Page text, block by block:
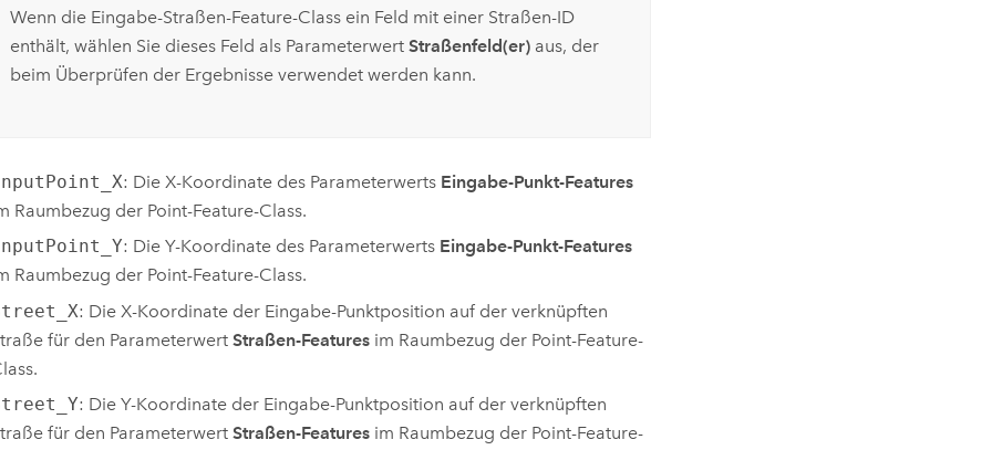
Wenn die Eingabe-Straßen-Feature-Class ein Feld mit einer Straßen-ID
enthält, wählen Sie dieses Feld als ParameterwertStraßenfeld(er) aus, der
beim Überprüfen der Ergebnisse verwendet werden kann.
: Die X-Koordinate des Parameterwerts Eingabe-Punkt-Features
Raumbezug der Point-Feature-Class.
: Die Y-Koordinate des Parameterwerts Eingabe-Punkt-Features
Raumbezug der Point-Feature-Class.
: Die X-Koordinate der Eingabe-Punktposition auf der verknüpften
für den Parameterwert Straßen-Featuresim Raumbezug der Point-Feature-
: Die Y-Koordinate der Eingabe-Punktposition auf der verknüpften
für den Parameterwert Straßen-Featuresim Raumbezug der Point-Feature-